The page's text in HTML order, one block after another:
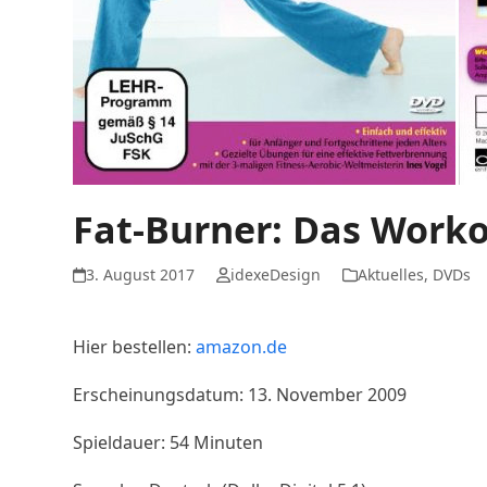
Fat-Burner: Das
3. August 2017 idexeDesign Aktuelles, DVDs
Hier bestellen:amazon.de
Erscheinungsdatum: 13. November 2009
Spieldauer: 54 Minuten